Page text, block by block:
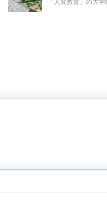
「人間教育」の大学